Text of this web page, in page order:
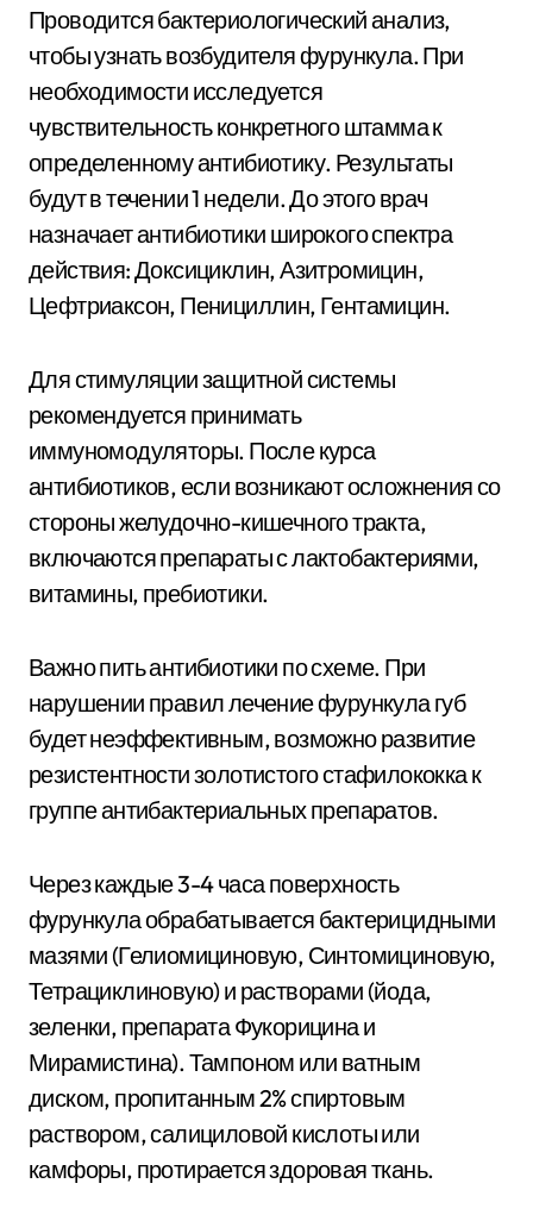
Проводится бактериологический анализ,
чтобы узнать возбудителя фурункула. При
необходимости исследуется
чувствительность конкретного штамма к
определенному антибиотику. Результаты
будут в течении 1 недели. До этого врач
назначает антибиотики широкого спектра
действия: Доксициклин, Азитромицин,
Цефтриаксон, Пенициллин, Гентамицин.
Для стимуляции защитной системы
рекомендуется принимать
иммуномодуляторы. После курса
антибиотиков, если возникают осложнения со
стороны желудочно-кишечного тракта,
включаются препараты с лактобактериями,
витамины, пребиотики.
Важно пить антибиотики по схеме. При
нарушении правил лечение фурункула губ
будет неэффективным, возможно развитие
резистентности золотистого стафилококка к
группе антибактериальных препаратов.
Через каждые 3-4 часа поверхность
фурункула обрабатывается бактерицидными
мазями (Гелиомициновую, Синтомициновую,
Тетрациклиновую) и растворами (йода,
зеленки, препарата Фукорицина и
Мирамистина). Тампоном или ватным
диском, пропитанным 2% спиртовым
раствором, салициловой кислоты или
камфоры, протирается здоровая ткань.